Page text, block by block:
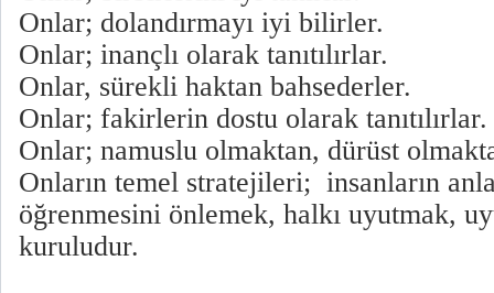
Onlar; dolandırmayı iyi bilirler.
Onlar; inançlı olarak tanıtılırlar.
Onlar, sürekli haktan bahsederler.
Onlar; fakirlerin dostu olarak tanıtılırlar.
Onlar; namuslu olmaktan, dürüst
Onların temel stratejileri; insanların
öğrenmesini önlemek, halkı uyutmak,
kuruludur.